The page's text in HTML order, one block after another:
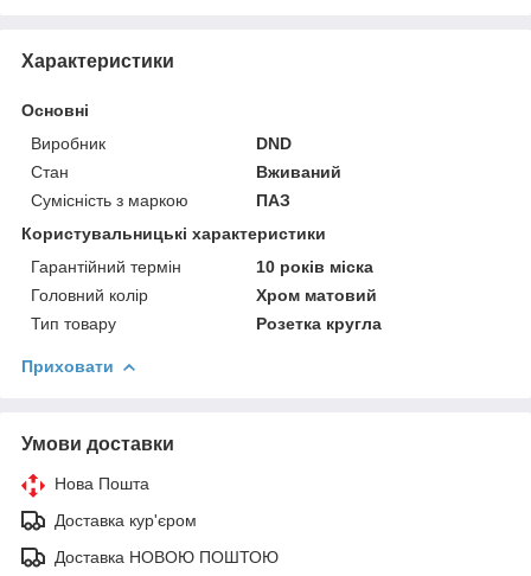
Характеристики
Основні
Виробник
DND
Стан
Вживаний
Сумісність з маркою
ПАЗ
Користувальницькі характеристики
Гарантійний термін
10 років міска
Головний колір
Хром матовий
Тип товару
Розетка кругла
Приховати
Умови доставки
Нова Пошта
Доставка кур'єром
Доставка НОВОЮ ПОШТОЮ